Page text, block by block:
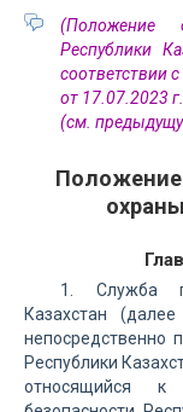
(Положение
Республики
соответствии
от 17.07.2023
(см.
Положение
1. Служба
Казахстан
непосредственно
Республики
относящийся к